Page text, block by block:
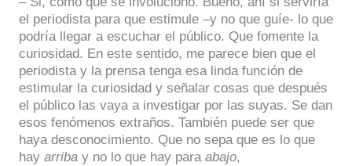
el periodista para que estimule –y no que guíe- lo que
podría llegar a escuchar el público. Que fomente la
curiosidad. En este sentido, me parece bien que el
periodista y la prensa tenga esa linda función de
estimular la curiosidad y señalar cosas que después
el público las vaya a investigar por las suyas. Se dan
esos fenómenos extraños. También puede ser que
haya desconocimiento. Que no sepa que es lo que
hay arriba y no lo que hay para abajo,